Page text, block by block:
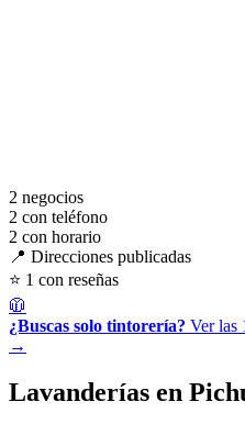
2 negocios
2 con teléfono
2 con horario
📍 Direcciones publicadas
⭐ 1 con reseñas
🧥
¿Buscas solo tintorería? Ver las
→
Lavanderías en